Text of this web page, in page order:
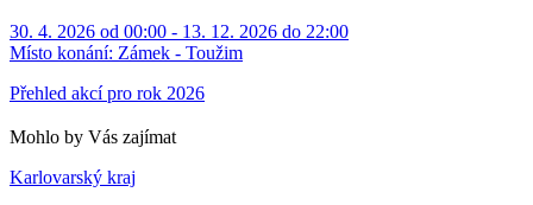
30. 4. 2026 od 00:00 - 13. 12. 2026 do 22:00
Místo konání: Zámek - Toužim
Přehled akcí pro rok 2026
Mohlo by Vás zajímat
Karlovarský kraj